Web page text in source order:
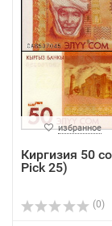
избранное
Киргизия 50
Pick 25)
(0)